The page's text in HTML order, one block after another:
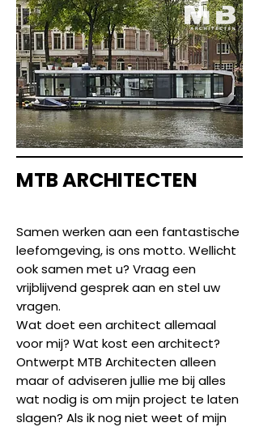
MTB ARCHITECTEN
Samen werken aan een fantastische
leefomgeving, is ons motto. Wellicht
ook samen met u? Vraag een
vrijblijvend gesprek aan en stel uw
vragen.
Wat doet een architect allemaal
voor mij? Wat kost een architect?
Ontwerpt MTB Architecten alleen
maar of adviseren jullie me bij alles
wat nodig is om mijn project te laten
slagen? Als ik nog niet weet of mijn